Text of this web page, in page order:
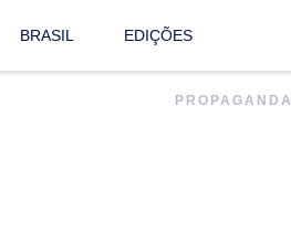
BRASIL EDIÇÕES
PROPAGANDA